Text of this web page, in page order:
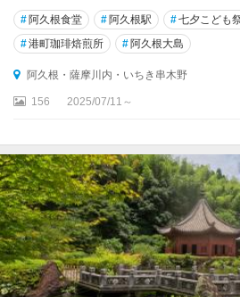
# 阿久根食堂 # 阿久根駅 #七夕こども
#港町珈琲焙煎所 # 阿久根大島
阿久根・薩摩川内・いちき串木野
156 2025/07/11～